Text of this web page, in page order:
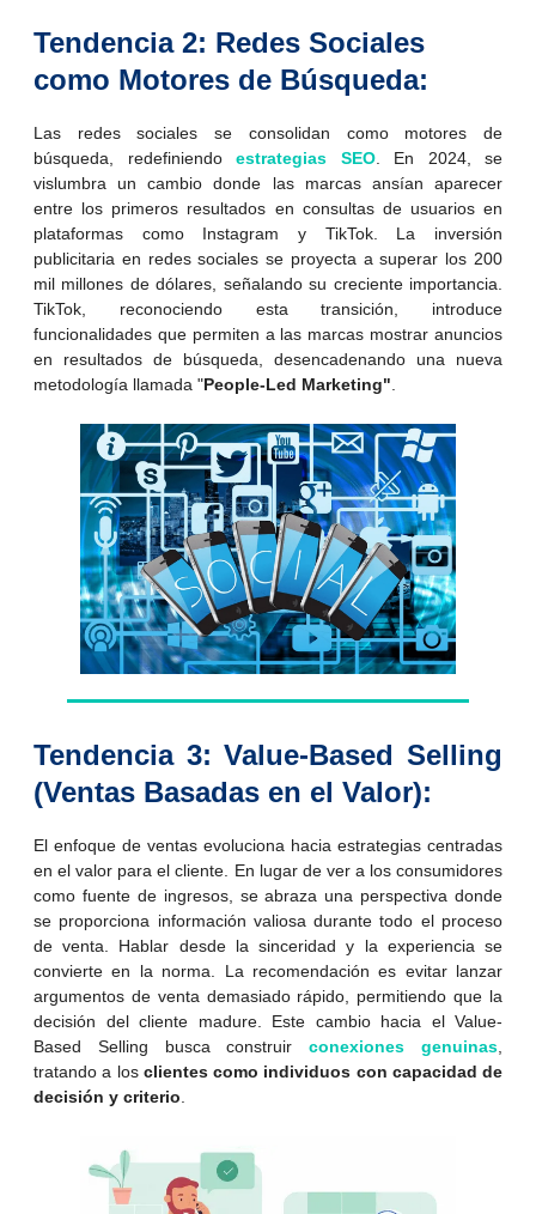
Tendencia 2: Redes Sociales
como Motores de Búsqueda:
Las redes sociales se consolidan como motores de
búsqueda, redefiniendo estrategias SEO. En 2024, se
vislumbra un cambio donde las marcas ansían aparecer
entre los primeros resultados en consultas de usuarios en
plataformas como Instagram y TikTok. La inversión
publicitaria en redes sociales se proyecta a superar los 200
mil millones de dólares, señalando su creciente importancia.
TikTok, reconociendo esta transición, introduce
funcionalidades que permiten a las marcas mostrar anuncios
en resultados de búsqueda, desencadenando una nueva
metodología llamada "People-Led Marketing".
Tendencia 3: Value-Based Selling
(Ventas Basadas en el Valor):
El enfoque de ventas evoluciona hacia estrategias centradas
en el valor para el cliente. En lugar de ver a los consumidores
como fuente de ingresos, se abraza una perspectiva donde
se proporciona información valiosa durante todo el proceso
de venta. Hablar desde la sinceridad y la experiencia se
convierte en la norma. La recomendación es evitar lanzar
argumentos de venta demasiado rápido, permitiendo que la
decisión del cliente madure. Este cambio hacia el Value-
Based Selling busca construirconexiones genuinas
tratando a los clientes como individuos con capacidad de
decisión y criterio